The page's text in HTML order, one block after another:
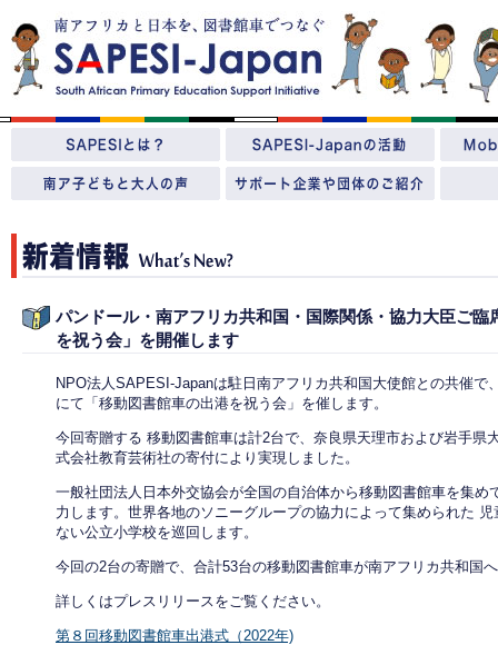
パンドール・南アフリカ共和国・国際関係・協力大臣ご
を祝う会」を開催します
NPO法人SAPESI-Japanは駐日南アフリカ共和国大使館との共催で
にて「移動図書館車の出港を祝う会」を催します。
今回寄贈する 移動図書館車は計2台で、奈良県天理市および岩手県
式会社教育芸術社の寄付により実現しました。
一般社団法人日本外交協会が全国の自治体から移動図書館車を集
力します。世界各地のソニーグループの協力によって集められた
ない公立小学校を巡回します。
今回の2台の寄贈で、合計53台の移動図書館車が南アフリカ共和国
詳しくはプレスリリースをご覧ください。
第８回移動図書館車出港式（2022年)